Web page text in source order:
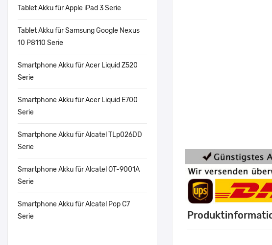
Tablet Akku für Apple iPad 3 Serie
Tablet Akku für Samsung Google Nexus
10 P8110 Serie
Smartphone Akku für Acer Liquid Z520
Serie
Smartphone Akku für Acer Liquid E700
Serie
Smartphone Akku für Alcatel TLp026DD
Serie
Smartphone Akku für Alcatel OT-9001A
Serie
Smartphone Akku für Alcatel Pop C7
Serie